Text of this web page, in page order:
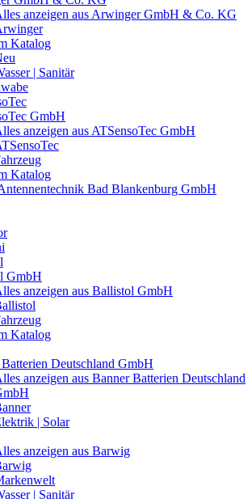
anzeigen aus Arwinger GmbH & Co. KG
Katalog
| Sanitär
GmbH
anzeigen aus ATSensoTec GmbH
Katalog
Bad Blankenburg GmbH
GmbH
anzeigen aus Ballistol GmbH
Katalog
Deutschland GmbH
anzeigen aus Banner Batterien Deutschland
| Solar
anzeigen aus Barwig
| Sanitär